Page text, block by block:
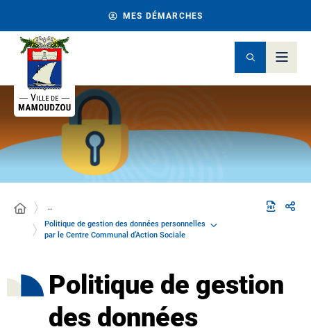
MES DÉMARCHES
…
Politique de gestion des données personnelles
par le Centre Communal d’Action Sociale
Politique de gestion
des données